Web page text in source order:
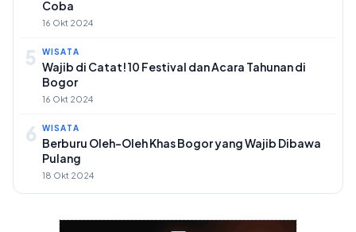
Coba
16 Okt 2024
5 WISATA
Wajib di Catat! 10 Festival dan Acara Tahunan di
Bogor
16 Okt 2024
6 WISATA
Berburu Oleh-Oleh Khas Bogor yang Wajib Dibawa
Pulang
18 Okt 2024